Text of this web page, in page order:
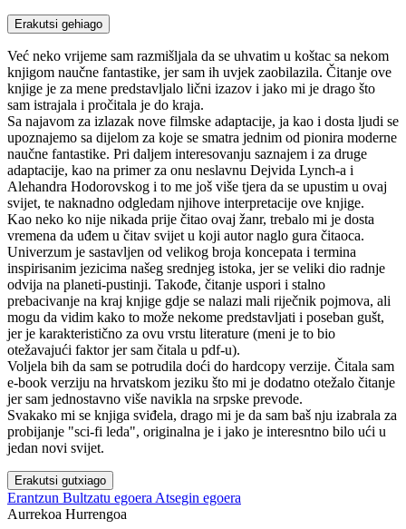
Erakutsi gehiago
Već neko vrijeme sam razmišljala da se uhvatim u koštac sa nekom
knjigom naučne fantastike, jer sam ih uvjek zaobilazila. Čitanje ove
knjige je za mene predstavljalo lični izazov i jako mi je drago što
sam istrajala i pročitala je do kraja.
Sa najavom za izlazak nove filmske adaptacije, ja kao i dosta ljudi se
upoznajemo sa dijelom za koje se smatra jednim od pionira moderne
naučne fantastike. Pri daljem interesovanju saznajem i za druge
adaptacije, kao na primer za onu neslavnu Dejvida Lynch-a i
Alehandra Hodorovskog i to me još više tjera da se upustim u ovaj
svijet, te naknadno odgledam njihove interpretacije ove knjige.
Kao neko ko nije nikada prije čitao ovaj žanr, trebalo mi je dosta
vremena da uđem u čitav svijet u koji autor naglo gura čitaoca.
Univerzum je sastavljen od velikog broja koncepata i termina
inspirisanim jezicima našeg srednjeg istoka, jer se veliki dio radnje
odvija na planeti-pustinji. Takođe, čitanje uspori i stalno
prebacivanje na kraj knjige gdje se nalazi mali riječnik pojmova, ali
mogu da vidim kako to može nekome predstavljati i poseban gušt,
jer je karakteristično za ovu vrstu literature (meni je to bio
otežavajući faktor jer sam čitala u pdf-u).
Voljela bih da sam se potrudila doći do hardcopy verzije. Čitala sam
e-book verziju na hrvatskom jeziku što mi je dodatno otežalo čitanje
jer sam jednostavno više navikla na srpske prevode.
Svakako mi se knjiga sviđela, drago mi je da sam baš nju izabrala za
probijanje "sci-fi leda", originalna je i jako je interesntno bilo ući u
jedan novi svijet.
Erakutsi gutxiago
Erantzun Bultzatu egoera Atsegin egoera
Aurrekoa Hurrengoa